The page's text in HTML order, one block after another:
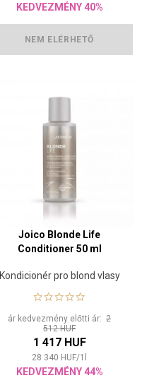
KEDVEZMÉNY 40%
NEM ELÉRHETŐ
Joico Blonde Life
Conditioner 50 ml
Kondicionér pro blond vlasy
ár kedvezmény előtti ár: 2
512 HUF
1 417 HUF
28 340 HUF/1
KEDVEZMÉNY 44%